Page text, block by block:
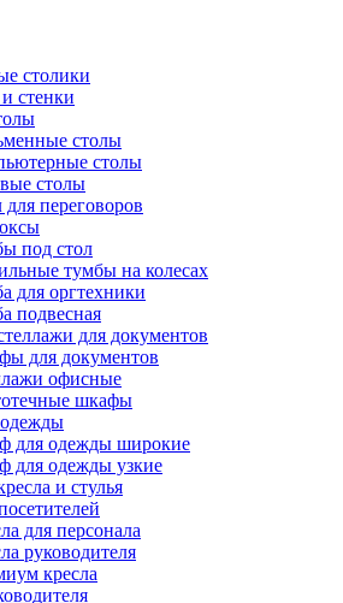
столики
стенки
столы
столы
столы
для переговоров
под стол
тумбы на колесах
для оргтехники
подвесная
для документов
для документов
офисные
шкафы
для одежды широкие
для одежды узкие
и стулья
для персонала
руководителя
кресла